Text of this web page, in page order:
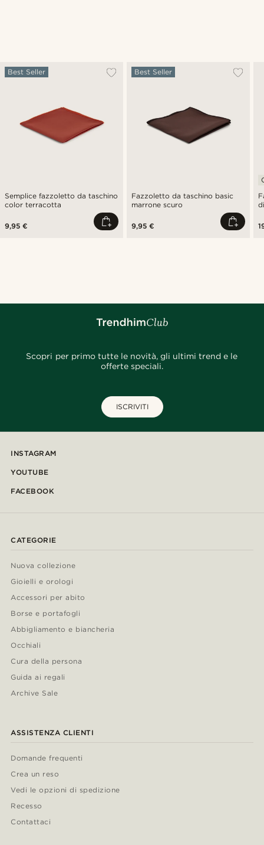
Semplice fazzoletto da taschino
color terracotta
Best Seller
9,95 €
Fazzoletto da taschino basic
marrone scuro
Best Seller
9,95 €
Scopri per primo tutte le novità, gli ultimi trend e le
offerte speciali.
ISCRIVITI
INSTAGRAM
YOUTUBE
FACEBOOK
CATEGORIE
Nuova collezione
Gioielli e orologi
Accessori per abito
Borse e portafogli
Abbigliamento e biancheria
Occhiali
Cura della persona
Guida ai regali
Archive Sale
ASSISTENZA CLIENTI
Domande frequenti
Crea un reso
Vedi le opzioni di spedizione
Recesso
Contattaci